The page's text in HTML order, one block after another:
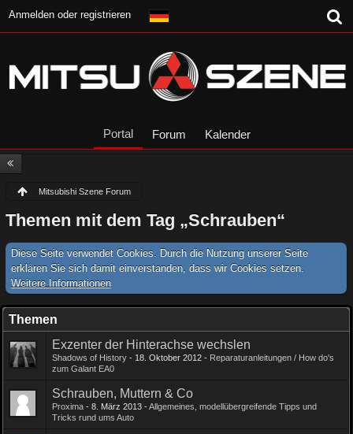
Anmelden oder registrieren
Portal Forum Kalender
Mitsubishi Szene Forum
Themen mit dem Tag „Schrauben“
Diese Seite verwendet Cookies. Durch die Nutzung unserer Seite
erklären Sie sich damit einverstanden, dass wir Cookies setzen.
Weitere Informationen
Themen
Exzenter der Hinterachse wechslen
Shadows of History - 18. Oktober 2012 - Reparaturanleitungen / How do's
zum Galant EA0
Schrauben, Muttern & Co
Proxima - 8. März 2013 -Allgemeines, modellübergreifende Tipps und
Tricks rund ums Auto